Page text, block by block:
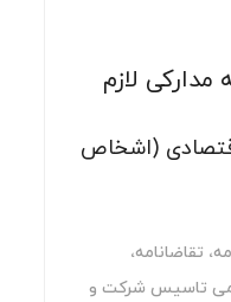
لازم
(اشخاص
تقاضانامه،
رسمی تاسیس شرکت و